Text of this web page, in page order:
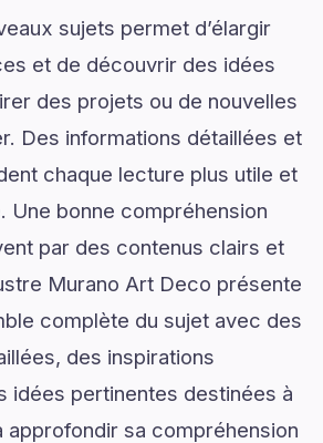
sujets permet d’élargir
et de découvrir des idées
des projets ou de nouvelles
Des informations détaillées et
chaque lecture plus utile et
Une bonne compréhension
par des contenus clairs et
Murano Art Deco présente
complète du sujet avec des
des inspirations
idées pertinentes destinées à
approfondir sa compréhension